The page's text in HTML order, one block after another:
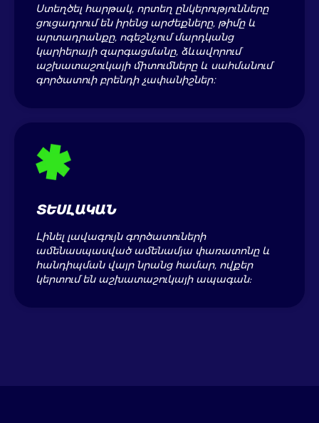
Ստեղծել հարթակ, որտեղ ընկերությունները
ցուցադրում են իրենց արժեքները, թիմը և
արտադրանքը, ոգեշնչում մարդկանց
կարիերայի զարգացմանը, ձևավորում
աշխատաշուկայի միտումները և սահմանում
գործատուի բրենդի չափանիշներ։
ՏԵՍԼԱԿԱՆ
Լինել լավագույն գործատուների
ամենասպասված ամենամյա փառատոնը և
հանդիպման վայր նրանց համար, ովքեր
կերտում են աշխատաշուկայի ապագան: